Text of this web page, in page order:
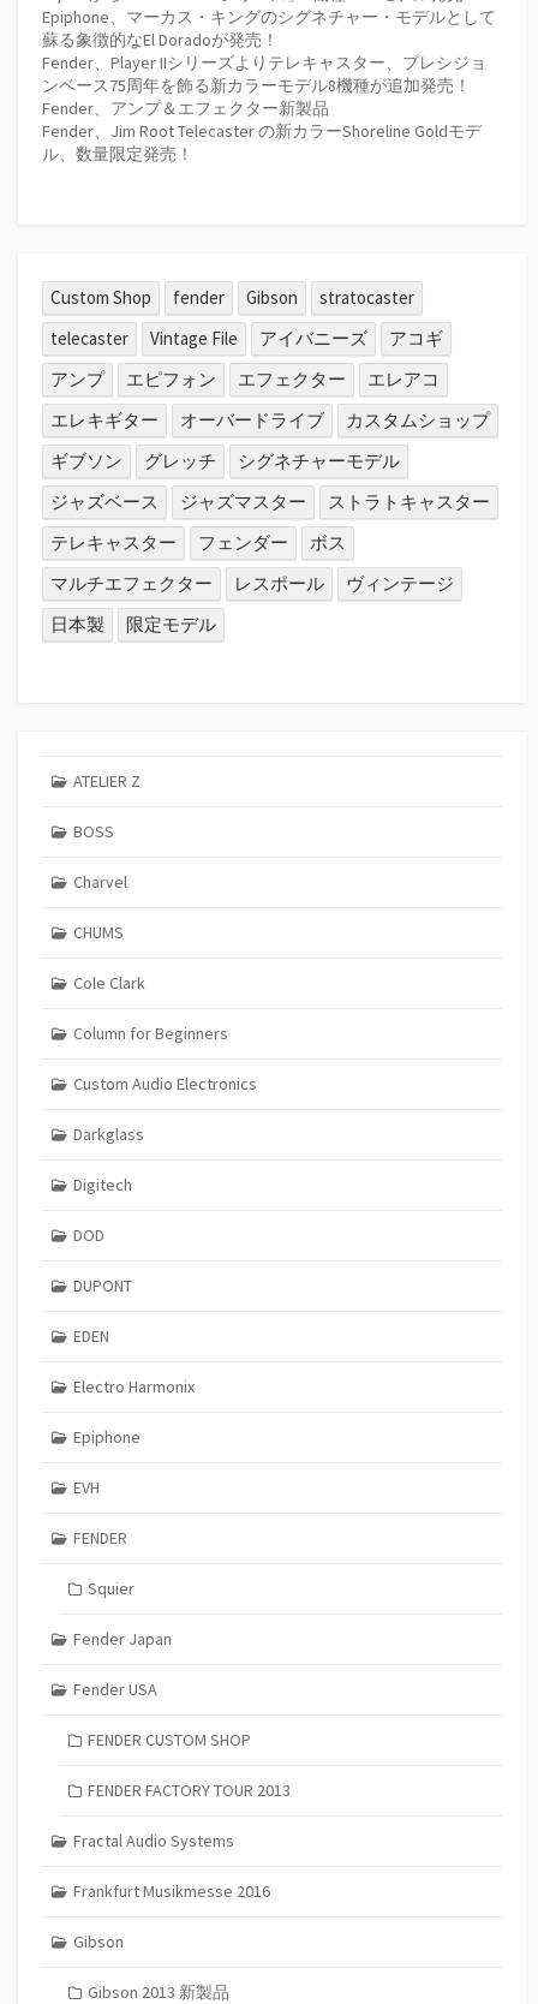
Epiphone、マーカス・キングのシグネチャー・モデルとして
蘇る象徴的なEl Doradoが発売！
Fender、Player IIシリーズよりテレキャスター、プレシジョ
ンベース75周年を飾る新カラーモデル8機種が追加発売！
Fender、アンプ＆エフェクター新製品
Fender、Jim Root Telecaster の新カラーShoreline Goldモデ
ル、数量限定発売！
Custom Shop fender Gibson
stratocaster
telecaster
Vintage File アイバニーズ
アコギ
アンプ
エピフォン エフェクター
エレアコ
エレキギター
オーバードライブ
カスタムショップ
ギブソン
グレッチ
シグネチャーモデル
ジャズベース
ジャズマスター
ストラトキャスター
テレキャスター
フェンダー
ボス
マルチエフェクター
レスポール
ヴィンテージ
日本製
限定モデル
ATELIER Z
BOSS
Charvel
CHUMS
Cole Clark
Column for Beginners
Custom Audio Electronics
Darkglass
Digitech
DOD
DUPONT
EDEN
Electro Harmonix
Epiphone
EVH
FENDER
Squier
Fender Japan
Fender USA
FENDER CUSTOM SHOP
FENDER FACTORY TOUR 2013
Fractal Audio Systems
Frankfurt Musikmesse 2016
Gibson
Gibson 2013 新製品